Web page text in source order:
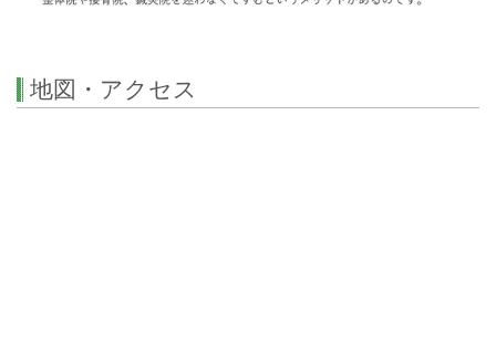
地図・アクセス